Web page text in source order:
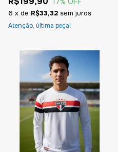
6 x de R$33,32 sem juros
Atenção, última peça!